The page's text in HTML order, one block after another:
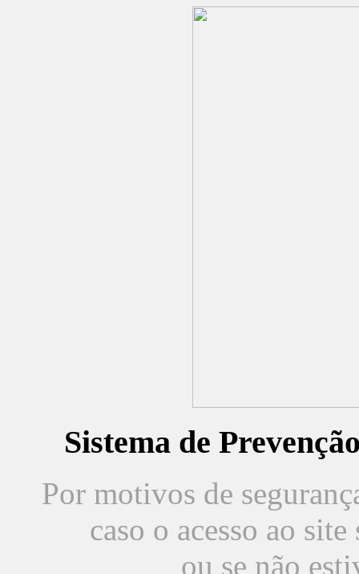
Sistema de
Por motivos de
caso o acesso ao
ou se não